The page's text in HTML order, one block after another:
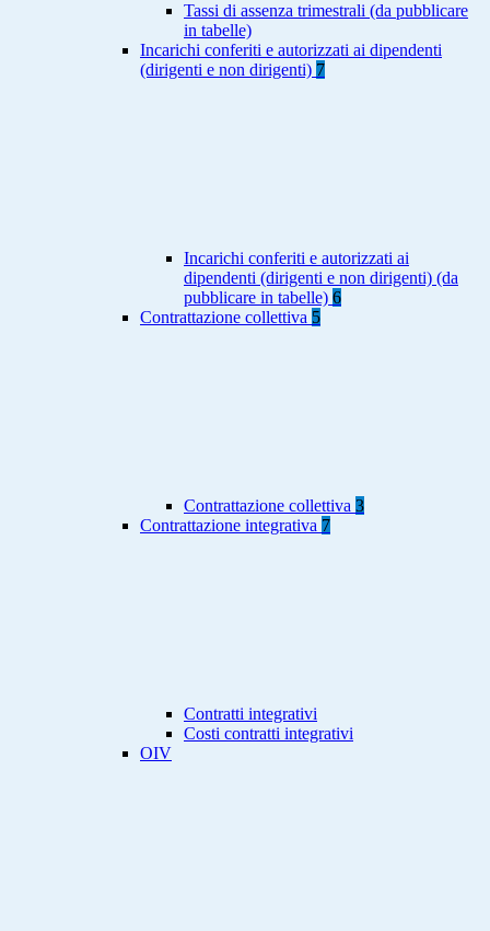
Tassi di assenza trimestrali (da pubblicare
in tabelle)
Incarichi conferiti e autorizzati ai dipendenti
(dirigenti e non dirigenti) 7
Incarichi conferiti e autorizzati ai
dipendenti (dirigenti e non dirigenti) (da
pubblicare in tabelle) 6
Contrattazione collettiva 5
Contrattazione collettiva 3
Contrattazione integrativa 7
Contratti integrativi
Costi contratti integrativi
OIV